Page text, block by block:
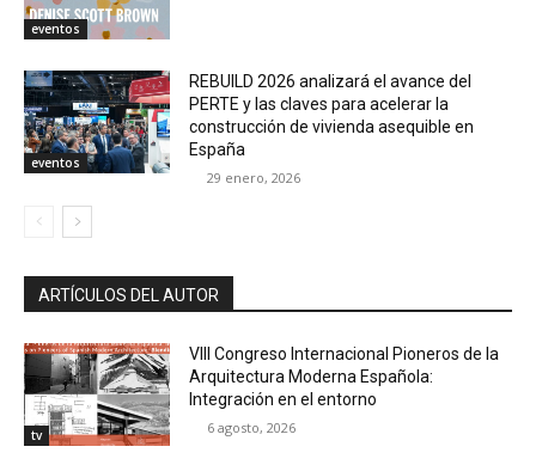
eventos
eventos
REBUILD 2026 analizará el avance del
PERTE y las claves para acelerar la
construcción de vivienda asequible en
España
29 enero, 2026
ARTÍCULOS DEL AUTOR
tv
VIII Congreso Internacional Pioneros de la
Arquitectura Moderna Española:
Integración en el entorno
6 agosto, 2026